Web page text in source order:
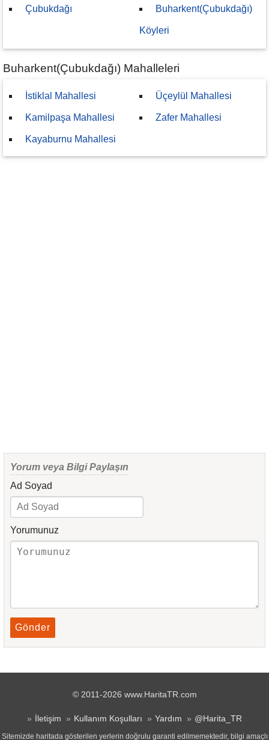
Çubukdağı Buharkent(Çubukdağı)
Köyleri
Buharkent(Çubukdağı) Mahalleleri
İstiklal Mahallesi
Kamilpaşa Mahallesi
Kayaburnu Mahallesi
Üçeylül Mahallesi
Zafer Mahallesi
Yorum veya Bilgi Paylaşın
Ad Soyad
Yorumunuz
Gönder
© 2011-2026 www.HaritaTR.com
İletişim Kullanım Koşulları Yardım @Harita_TR
Sitemizde haritada gösterilen yerlerin doğrulu garanti edilmemektedir, bilgi amaçlı